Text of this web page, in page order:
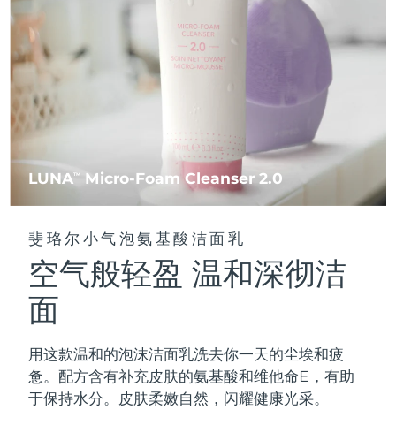
LUNATM Micro-Foam Cleanser 2.0
斐珞尔小气泡氨基酸洁面乳
空气般轻盈 温和深彻洁
面
用这款温和的泡沫洁面乳洗去你一天的尘埃和疲
惫。配方含有补充皮肤的氨基酸和维他命E，有助
于保持水分。皮肤柔嫩自然，闪耀健康光采。
For young skin, T-zone
LUNA™ 4 go
LUNA™ 护肤
Premium cleansers & balm
LUNA™ 设备
All facial cleansing devices
Premium anti-aging skincare
BEAR™ 设备
UFO™ 3 mini
Red light therapy device for young skin
Portable red light therapy
面膜
UFO™ 设备
issa™ 4 smile
Hybrid silicone sonic toothbrush
For ages 0-3
issa™ Teeth Whitening Set
ISSA™ 设备
Clinical anti-aging
FAQ™ 102
FAQ™ 103
Luxurious clinical anti-aging set
FAQ™ P1 Primer
Manuka honey primer
FAQ™护肤品
All FAQ™ skincare
FAQ™ 202
FAQ™ 211
Anti-aging neck & décolleté LED mask
FAQ™ 221
Anti-aging LED hand mask
FAQ™护肤品
All FAQ™ skincare
生发
LED hair strengthening scalp massager
FAQ™ Scalp Serum
FAQ™护肤品
FAQ™产品
All hair treatments
肌肤年轻化
Full-Spectrum Red Light Therapy
FAQ™ 502
FAQ™ Red Light Serum
FAQ™ skincare
All FAQ™ skincare
保健品
NEW
专业治疗
PEACH™ 2 Pro Max
Professional IPL hair removal device
BEAR™ 2 body
Microcurrent body toning
哥伦比亚 8/14/26
克罗地亚 8/10/26
塞浦路斯 预计送达日期
捷克 8/10/26
丹麦 预计送达日期8/10/26
爱沙尼亚
芬兰 预计送达日期 8/10/26
法属波利尼西亚 预计送达日期 8/14/26